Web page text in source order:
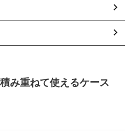
み重ねて使えるケース